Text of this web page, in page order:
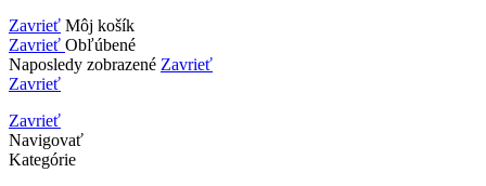
Zavrieť Môj košík
Zavrieť Obľúbené
Naposledy zobrazené Zavrieť
Zavrieť
Zavrieť
Navigovať
Kategórie